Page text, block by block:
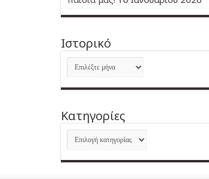
Ιστορικό
Ιστορικό
Kατηγορίες
Kατηγορίες